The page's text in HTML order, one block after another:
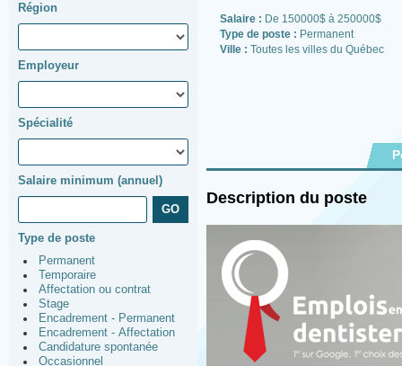
Région
Employeur
Spécialité
Salaire minimum (annuel)
Type de poste
Permanent
Temporaire
Affectation ou contrat
Stage
Encadrement - Permanent
Encadrement - Affectation
Candidature spontanée
Occasionnel
Salaire : De 150000$ à 250000$
Type de poste : Permanent
Ville : Toutes les villes du Québec
Description du poste